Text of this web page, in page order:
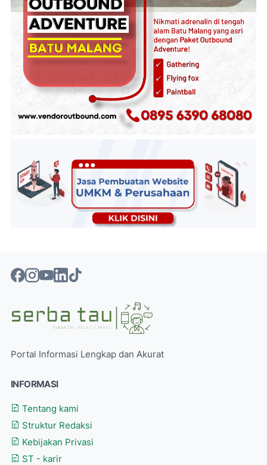
Portal Informasi Lengkap dan Akurat
INFORMASI
Tentang kami
Struktur Redaksi
Kebijakan Privasi
ST - karir